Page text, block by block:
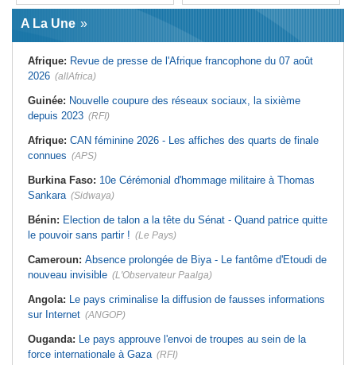
Cameroun:
Biya - Le fantôme d'Etoudi de
cardinal d'Abuja provoque l'ire du
président Bola Tinubu
parleur «Djidji Ayôkwé» prend une
dimension politique
Guinée: Le président dissipe les
santé dans un message publié sur X
Afrique:Etats généraux de
rupture
déchets à Casablanca
agents de sécurité, selon des
associations
Afrique:Promesse de la finale de la
maintien ?
Maroc:Driss Lachguar - Les défis
traitement courageux des causes
profondes
A La Une
Afrique: Revue de presse de l'Afrique francophone du 07 août
2026 (allAfrica)
Guinée: Nouvelle coupure des réseaux sociaux, la sixième
depuis 2023 (RFI)
Afrique: CAN féminine 2026 - Les affiches des quarts de finale
connues (APS)
Burkina Faso: 10e Cérémonial d'hommage militaire à Thomas
Sankara (Sidwaya)
Bénin: Election de talon a la tête du Sénat - Quand patrice quitte
le pouvoir sans partir ! (Le Pays)
Cameroun: Absence prolongée de Biya - Le fantôme d'Etoudi de
nouveau invisible (L'Observateur Paalga)
Angola: Le pays criminalise la diffusion de fausses informations
sur Internet (ANGOP)
Ouganda: Le pays approuve l'envoi de troupes au sein de la
force internationale à Gaza (RFI)